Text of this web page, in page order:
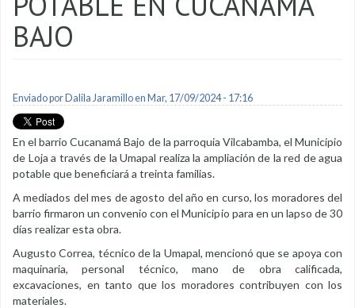
BAJO
Enviado por Dalila Jaramilloen Mar, 17/09/2024 - 17:16
En el barrio Cucanamá Bajo de la parroquia Vilcabamba, el Municipio
de Loja a través de la Umapal realiza la ampliación de la red de agua
potable que beneficiará a treinta familias.
A mediados del mes de agosto del año en curso, los moradores del
barrio firmaron un convenio con el Municipio para en un lapso de 30
días realizar esta obra.
Augusto Correa, técnico de la Umapal, mencionó que se apoya con
maquinaria, personal técnico, mano de obra calificada,
excavaciones, en tanto que los moradores contribuyen con los
materiales.